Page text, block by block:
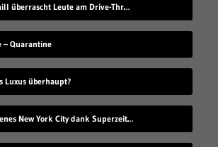
Mark Hamill überrascht Leute am Drive-Thru-Schalter
– Quarantine
Luxus überhaupt?
Eingefrorenes New York City dank Superzeitlupe